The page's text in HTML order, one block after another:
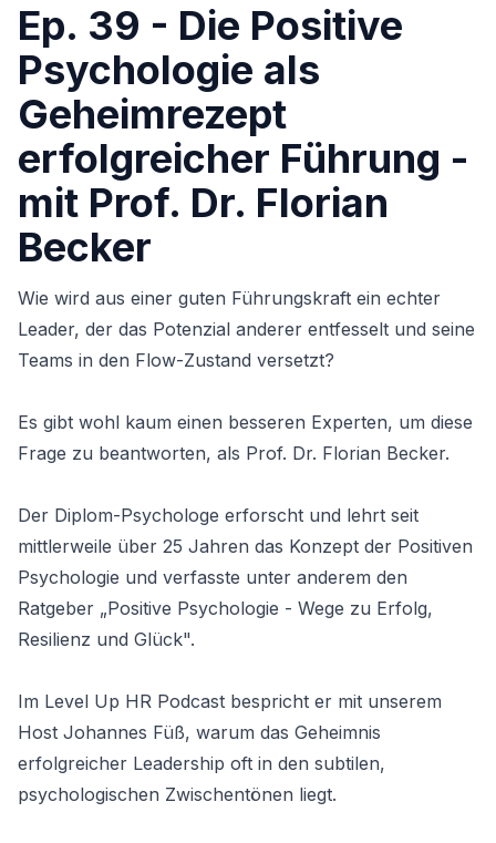
Ep. 39 - Die Positive
Psychologie als
Geheimrezept
erfolgreicher Führung -
mit Prof. Dr. Florian
Becker
Wie wird aus einer guten Führungskraft ein echter
Leader, der das Potenzial anderer entfesselt und seine
Teams in den Flow-Zustand versetzt?
Es gibt wohl kaum einen besseren Experten, um diese
Frage zu beantworten, als Prof. Dr. Florian Becker.
Der Diplom-Psychologe erforscht und lehrt seit
mittlerweile über 25 Jahren das Konzept der Positiven
Psychologie und verfasste unter anderem den
Ratgeber „Positive Psychologie - Wege zu Erfolg,
Resilienz und Glück".
Im Level Up HR Podcast bespricht er mit unserem
Host Johannes Füß, warum das Geheimnis
erfolgreicher Leadership oft in den subtilen,
psychologischen Zwischentönen liegt.